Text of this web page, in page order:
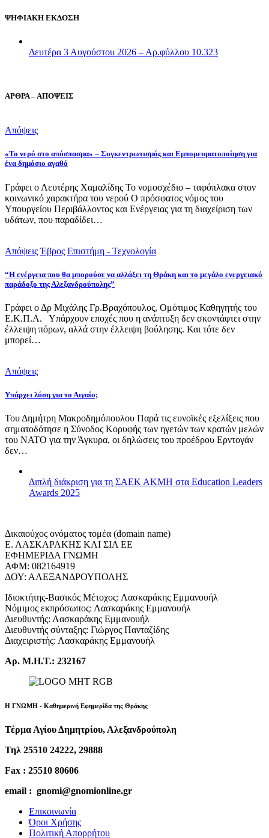
ΨΗΦΙΑΚΗ ΕΚΔΟΣΗ
Δευτέρα 3 Αυγούστου 2026 – Αρ.φύλλου 10.323
ΑΡΘΡΑ – ΑΠΟΨΕΙΣ
Απόψεις
«Το νερό στο απόσπασμα» – Συγκεντρωτισμός και Εμπορευματοποίηση για
ένα δημόσιο αγαθό
Γράφει ο Λευτέρης Χαμαλίδης Το νομοσχέδιο – ταφόπλακα στον
κοινωνικό χαρακτήρα του νερού Ο πρόσφατος νόμος του
Υπουργείου Περιβάλλοντος και Ενέργειας για τη διαχείριση των
υδάτων, που παραδίδει…
Απόψεις Έβρος Επιστήμη - Τεχνολογία
“Η ενέργεια που θα μπορούσε να αλλάξει τη Θράκη και το μεγάλο ενεργειακό
παράδοξο της Αλεξανδρούπολης”
Γράφει ο Δρ Μιχάλης Γρ.Βραχόπουλος, Ομότιμος Καθηγητής του
Ε.Κ.Π.Α. Υπάρχουν εποχές που η ανάπτυξη δεν σκοντάφτει στην
έλλειψη πόρων, αλλά στην έλλειψη βούλησης. Και τότε δεν
μπορεί…
Απόψεις
Υπάρχει λύση για το Αιγαίο;
Του Δημήτρη Μακροδημόπουλου Παρά τις ευνοϊκές εξελίξεις που
σηματοδότησε η Σύνοδος Κορυφής των ηγετών των κρατών μελών
του ΝΑΤΟ για την Άγκυρα, οι δηλώσεις του προέδρου Ερντογάν
δεν…
Διπλή διάκριση για τη ΣΑΕΚ ΑΚΜΗ στα Education Leaders
Awards 2025
Δικαιούχος ονόματος τομέα (domain name)
Ε. ΛΑΣΚΑΡΑΚΗΣ ΚΑΙ ΣΙΑ ΕΕ
ΕΦΗΜΕΡΙΔΑ ΓΝΩΜΗ
ΑΦΜ: 082164919
ΔΟΥ: ΑΛΕΞΑΝΔΡΟΥΠΟΛΗΣ
Ιδιοκτήτης-Βασικός Μέτοχος: Λασκαράκης Εμμανουήλ
Νόμιμος εκπρόσωπος: Λασκαράκης Εμμανουήλ
Διευθυντής: Λασκαράκης Εμμανουήλ
Διευθυντής σύνταξης: Γιώργος Πανταζίδης
Διαχειριστής: Λασκαράκης Εμμανουήλ
Αρ. Μ.Η.Τ.: 232167
Η ΓΝΩΜΗ - Καθημερινή Εφημερίδα της Θράκης
Τέρμα Αγίου Δημητρίου, Αλεξανδρούπολη
Τηλ 25510 24222, 29888
Fax : 25510 80606
email : gnomi@gnomionline.gr
Επικοινωνία
Όροι Χρήσης
Πολιτική Απορρήτου